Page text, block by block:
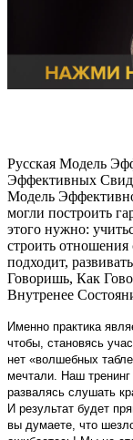
Русская Модель
Эффективных
Модель
могли построить
этого нужно:
строить отношения
подходит,
Говоришь, Как
Внутренее
Именно практика
чтобы, становясь
нет «волшебных
мечтали. Наш
развалясь слушать
И результат будет
вы думаете, что